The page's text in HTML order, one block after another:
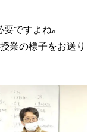
ですよね。
業の様子をお送り